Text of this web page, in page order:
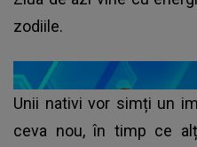
zodiile.
Unii nativi vor simți un
ceva nou, în timp ce